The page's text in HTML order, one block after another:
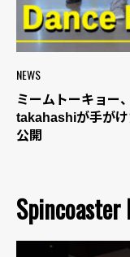
NEWS
ミームトーキョー
takahashiが手が
公開
Spincoaster